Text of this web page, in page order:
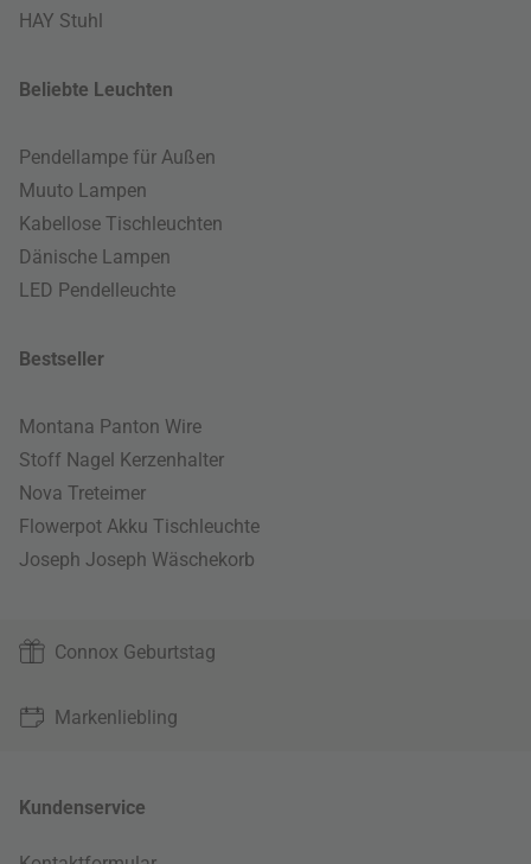
HAY Stuhl
Beliebte Leuchten
Pendellampe für Außen
Muuto Lampen
Kabellose Tischleuchten
Dänische Lampen
LED Pendelleuchte
Bestseller
Montana Panton Wire
Stoff Nagel Kerzenhalter
Nova Treteimer
Flowerpot Akku Tischleuchte
Joseph Joseph Wäschekorb
Connox Geburtstag
Markenliebling
Kundenservice